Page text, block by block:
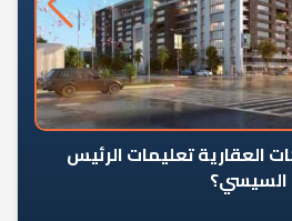
العقارية تعليمات الرئيس
السيسي؟